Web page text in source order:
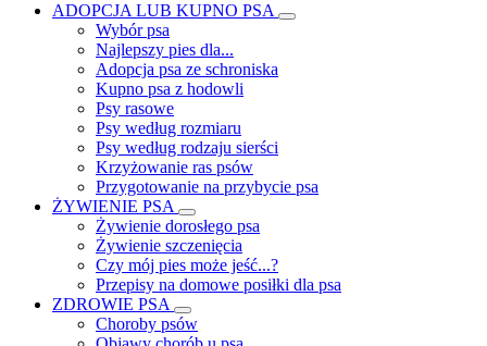
ADOPCJA LUB KUPNO PSA
Wybór psa
Najlepszy pies dla...
Adopcja psa ze schroniska
Kupno psa z hodowli
Psy rasowe
Psy według rozmiaru
Psy według rodzaju sierści
Krzyżowanie ras psów
Przygotowanie na przybycie psa
ŻYWIENIE PSA
Żywienie dorosłego psa
Żywienie szczenięcia
Czy mój pies może jeść...?
Przepisy na domowe posiłki dla psa
ZDROWIE PSA
Choroby psów